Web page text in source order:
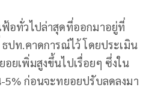
ฟ้อทั่วไปล่าสุดที่ออกมาอยู่ที่
ปท.คาดการณ์ไว้ โดยประเมิน
อยเพิ่มสูงขึ้นไปเรื่อยๆ ซึ่งใน
5% ก่อนจะทยอยปรับลดลงมา